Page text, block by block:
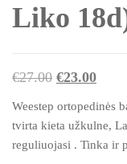
Liko
€27.00 Original
price
was:
€27.00.
€23.00
price
is:
Weestep ortopedinės
tvirta kieta užkulne,
reguliuojasi . Tinka ir